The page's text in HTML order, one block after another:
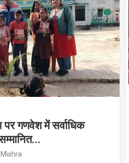
गणवेश में सर्वाधिक
Mishra